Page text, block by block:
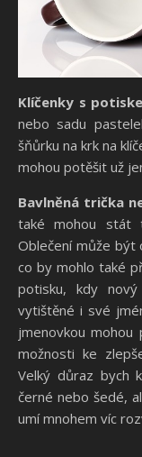
Klíčenky s
nebo sadu
šňůrku na krk na
mohou potěšit už
Bavlněná trička
také mohou stát
Oblečení může
co by mohlo také
potisku, kdy
vytištěné i své
jmenovkou
možnosti ke
Velký důraz bych
černé nebo šedé,
umí mnohem víc